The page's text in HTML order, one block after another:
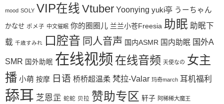
mood SOLY VIP在线 Vtuber Yoonying yuki亭 うーちゃん
かなせ ポメ子 中文催眠 你的圈圈儿 兰兰小苍Freesia 助眠 助眠下
载 千歳すみれ 口腔音 同人音声 国内ASMR 国内助眠 国外A
SMR 国外助眠 在线视频 在线音频 天使なの 女主
播 小萌 按摩 日语 桥桥超温柔 梵拉-Valar 玛奇march 耳机福利
舔耳 芝恩㱏 蛇蛇 贝拉 赞助专区 轩子 阿稀稀大魔王